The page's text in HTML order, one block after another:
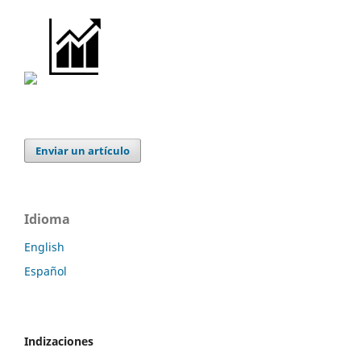
Enviar un artículo
Idioma
English
Español
Indizaciones